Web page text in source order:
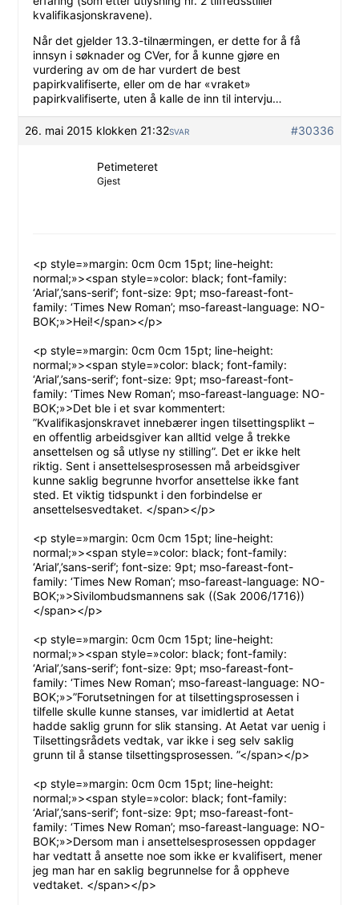
kvalifikasjonskravene).
Når det gjelder 13.3-tilnærmingen, er dette for å få
innsyn i søknader og CVer, for å kunne gjøre en
vurdering av om de har vurdert de best
papirkvalifiserte, eller om de har «vraket»
papirkvalifiserte, uten å kalle de inn til intervju…
26. mai 2015 klokken 21:32 #30336
SVAR
Petimeteret
Gjest
<p style=»margin: 0cm 0cm 15pt; line-height:
normal;»><span style=»color: black; font-family:
‘Arial’,’sans-serif’; font-size: 9pt; mso-fareast-font-
family: ‘Times New Roman’; mso-fareast-language: NO-
BOK;»>Hei!</span></p>
<p style=»margin: 0cm 0cm 15pt; line-height:
normal;»><span style=»color: black; font-family:
‘Arial’,’sans-serif’; font-size: 9pt; mso-fareast-font-
family: ‘Times New Roman’; mso-fareast-language: NO-
BOK;»>Det ble i et svar kommentert:
”Kvalifikasjonskravet innebærer ingen tilsettingsplikt –
en offentlig arbeidsgiver kan alltid velge å trekke
ansettelsen og så utlyse ny stilling”. Det er ikke helt
riktig. Sent i ansettelsesprosessen må arbeidsgiver
kunne saklig begrunne hvorfor ansettelse ikke fant
sted. Et viktig tidspunkt i den forbindelse er
ansettelsesvedtaket. </span></p>
<p style=»margin: 0cm 0cm 15pt; line-height:
normal;»><span style=»color: black; font-family:
‘Arial’,’sans-serif’; font-size: 9pt; mso-fareast-font-
family: ‘Times New Roman’; mso-fareast-language: NO-
BOK;»>Sivilombudsmannens sak ((Sak 2006/1716))
</span></p>
<p style=»margin: 0cm 0cm 15pt; line-height:
normal;»><span style=»color: black; font-family:
‘Arial’,’sans-serif’; font-size: 9pt; mso-fareast-font-
family: ‘Times New Roman’; mso-fareast-language: NO-
BOK;»>”Forutsetningen for at tilsettingsprosessen i
tilfelle skulle kunne stanses, var imidlertid at Aetat
hadde saklig grunn for slik stansing. At Aetat var uenig i
Tilsettingsrådets vedtak, var ikke i seg selv saklig
grunn til å stanse tilsettingsprosessen. ”</span></p>
<p style=»margin: 0cm 0cm 15pt; line-height:
normal;»><span style=»color: black; font-family:
‘Arial’,’sans-serif’; font-size: 9pt; mso-fareast-font-
family: ‘Times New Roman’; mso-fareast-language: NO-
BOK;»>Dersom man i ansettelsesprosessen oppdager
har vedtatt å ansette noe som ikke er kvalifisert, mener
jeg man har en saklig begrunnelse for å oppheve
vedtaket. </span></p>